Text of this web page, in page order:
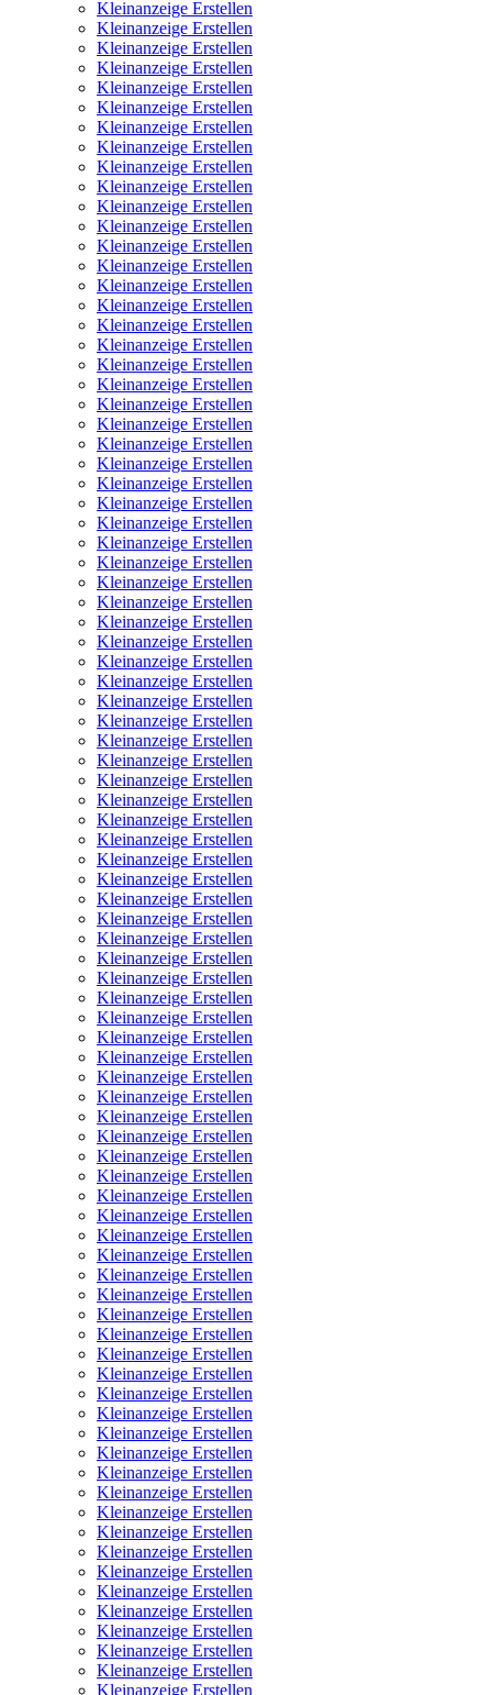
Kleinanzeige Erstellen
Kleinanzeige Erstellen
Kleinanzeige Erstellen
Kleinanzeige Erstellen
Kleinanzeige Erstellen
Kleinanzeige Erstellen
Kleinanzeige Erstellen
Kleinanzeige Erstellen
Kleinanzeige Erstellen
Kleinanzeige Erstellen
Kleinanzeige Erstellen
Kleinanzeige Erstellen
Kleinanzeige Erstellen
Kleinanzeige Erstellen
Kleinanzeige Erstellen
Kleinanzeige Erstellen
Kleinanzeige Erstellen
Kleinanzeige Erstellen
Kleinanzeige Erstellen
Kleinanzeige Erstellen
Kleinanzeige Erstellen
Kleinanzeige Erstellen
Kleinanzeige Erstellen
Kleinanzeige Erstellen
Kleinanzeige Erstellen
Kleinanzeige Erstellen
Kleinanzeige Erstellen
Kleinanzeige Erstellen
Kleinanzeige Erstellen
Kleinanzeige Erstellen
Kleinanzeige Erstellen
Kleinanzeige Erstellen
Kleinanzeige Erstellen
Kleinanzeige Erstellen
Kleinanzeige Erstellen
Kleinanzeige Erstellen
Kleinanzeige Erstellen
Kleinanzeige Erstellen
Kleinanzeige Erstellen
Kleinanzeige Erstellen
Kleinanzeige Erstellen
Kleinanzeige Erstellen
Kleinanzeige Erstellen
Kleinanzeige Erstellen
Kleinanzeige Erstellen
Kleinanzeige Erstellen
Kleinanzeige Erstellen
Kleinanzeige Erstellen
Kleinanzeige Erstellen
Kleinanzeige Erstellen
Kleinanzeige Erstellen
Kleinanzeige Erstellen
Kleinanzeige Erstellen
Kleinanzeige Erstellen
Kleinanzeige Erstellen
Kleinanzeige Erstellen
Kleinanzeige Erstellen
Kleinanzeige Erstellen
Kleinanzeige Erstellen
Kleinanzeige Erstellen
Kleinanzeige Erstellen
Kleinanzeige Erstellen
Kleinanzeige Erstellen
Kleinanzeige Erstellen
Kleinanzeige Erstellen
Kleinanzeige Erstellen
Kleinanzeige Erstellen
Kleinanzeige Erstellen
Kleinanzeige Erstellen
Kleinanzeige Erstellen
Kleinanzeige Erstellen
Kleinanzeige Erstellen
Kleinanzeige Erstellen
Kleinanzeige Erstellen
Kleinanzeige Erstellen
Kleinanzeige Erstellen
Kleinanzeige Erstellen
Kleinanzeige Erstellen
Kleinanzeige Erstellen
Kleinanzeige Erstellen
Kleinanzeige Erstellen
Kleinanzeige Erstellen
Kleinanzeige Erstellen
Kleinanzeige Erstellen
Kleinanzeige Erstellen
Kleinanzeige Erstellen